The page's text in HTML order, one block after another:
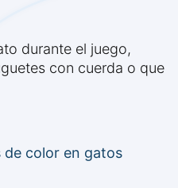
durante el juego,
con cuerda o que
de color en gatos